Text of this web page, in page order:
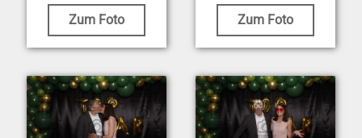
Zum Foto Zum Foto